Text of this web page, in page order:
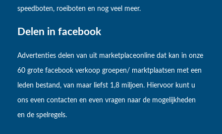
speedboten, roeiboten en nog veel meer.
Delen in facebook
Advertenties delen van uit marketplaceonline dat kan in onze
60 grote facebook verkoop groepen/ marktplaatsen met een
leden bestand, van maar liefst 1,8 miljoen. Hiervoor kunt u
ons even contacten en even vragen naar de mogelijkheden
en de spelregels.